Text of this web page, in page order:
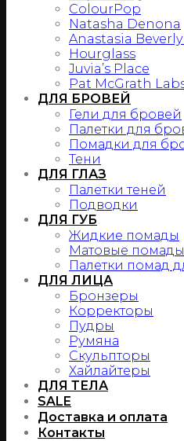
ColourPop
Natasha Denona
Anastasia
Hourglass
Juvia’s Place
Pat McGrath
ДЛЯ БРОВЕЙ
Гели для бровей
Палетки для
Помадки для
Тени
ДЛЯ ГЛАЗ
Палетки теней
Подводки
ДЛЯ ГУБ
Жидкие помады
Матовые помады
Палетки помад
ДЛЯ ЛИЦА
Бронзеры
Корректоры
Пудры
Румяна
Скульпторы
Хайлайтеры
ДЛЯ ТЕЛА
SALE
Доставка и оплата
Контакты